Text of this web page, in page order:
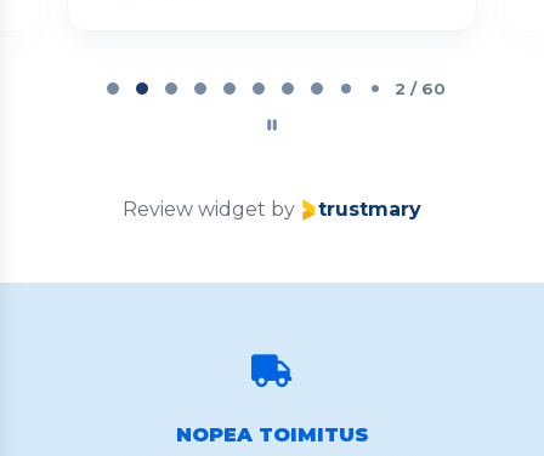
2 / 60
Review widget by trustmary
NOPEA TOIMITUS